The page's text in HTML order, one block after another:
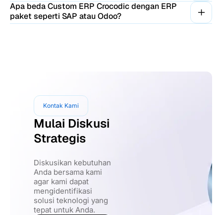
Apa beda Custom ERP Crocodic dengan ERP
paket seperti SAP atau Odoo?
Kontak Kami
Mulai Diskusi
Strategis
Diskusikan kebutuhan
Anda bersama kami
agar kami dapat
mengidentifikasi
solusi teknologi yang
tepat untuk Anda.